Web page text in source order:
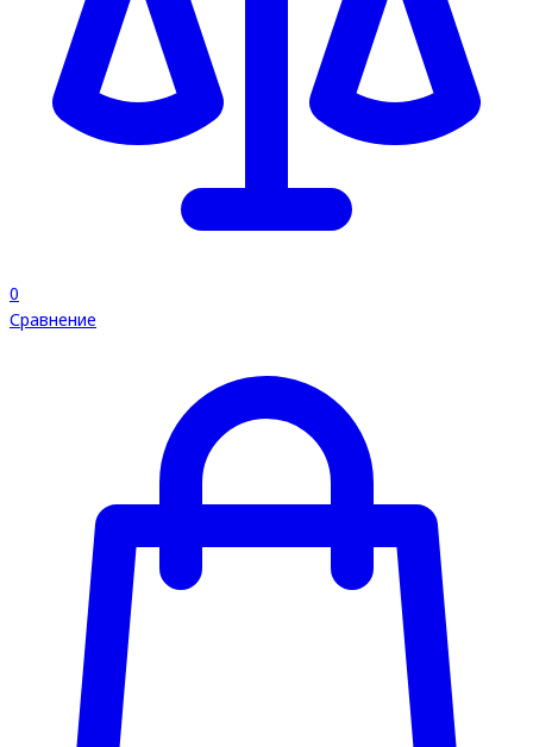
0
Сравнение